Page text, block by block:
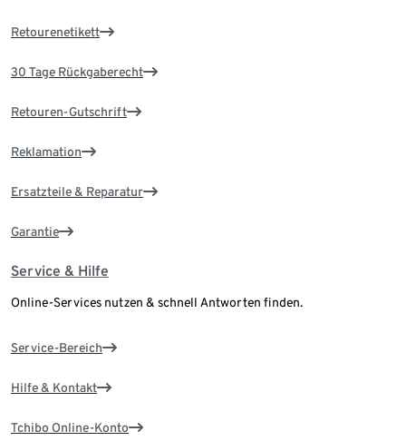
Retourenetikett
30 Tage Rückgaberecht
Retouren-Gutschrift
Reklamation
Ersatzteile & Reparatur
Garantie
Service & Hilfe
Online-Services nutzen & schnell Antworten finden.
Service-Bereich
Hilfe & Kontakt
Tchibo Online-Konto